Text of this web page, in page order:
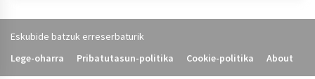
Eskubide batzuk erreserbaturik
Lege-oharra
Pribatutasun-politika Cookie-politika About